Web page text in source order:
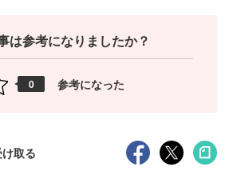
は参考になりましたか？
0 参考になった
取る